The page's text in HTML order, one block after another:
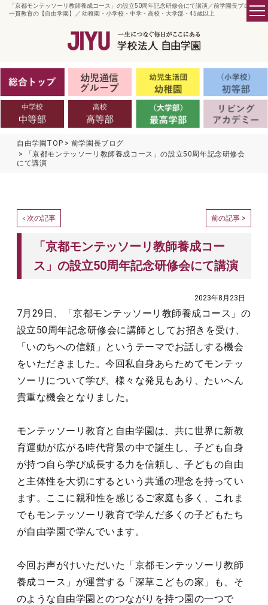
「京都モンテッソーリ教師養成コース」の設立50周年記念研修会にて講演／前学園長ブログ -
一貫教育の【自由学園】／ 幼稚園・小学校・中学・高校・大学部・45歳以上
自由学園TOP
前学園長ブログ
「京都モンテッソーリ教師養成コース」の設立50周年記念研修会
にて講演
< 次の記事 前の記事 >
「京都モンテッソーリ教師養成コー
ス」の設立50周年記念研修会にて講演
2023年8月23日
7月29日、「京都モンテッソーリ教師養成コース」の
設立50周年記念研修会に講師としてお招きを受け、
「いのちへの信頼」というテーマでお話しする機会
をいただきました。今回私自身あらためてモンテッ
ソーリについて学び、様々な発見もあり、たいへん
貴重な機会となりました。
モンテッソーリ教育と自由学園は、共に世界に新教
育運動が広がる時代背景の中で誕生し、子ども自身
が持つ自ら学び成長する力を信頼し、子どもの自由
と主体性を大切にするという共通の理念を持ってい
ます。ここに親和性を感じるご家庭も多く、これま
でもモンテッソーリ教育で学んだ多くの子どもたち
が自由学園で学んでいます。
今回お声がけいただいた「京都モンテッソーリ教師
養成コース」が運営する「深草こどもの家」も、そ
のような自由学園とのつながりを持つ園の一つで